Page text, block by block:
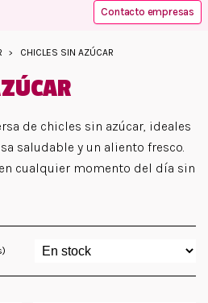
Contacto empresas
CHICLES SIN AZÚCAR
de chicles sin azúcar, ideales
saludable y un aliento fresco.
cualquier momento del día sin